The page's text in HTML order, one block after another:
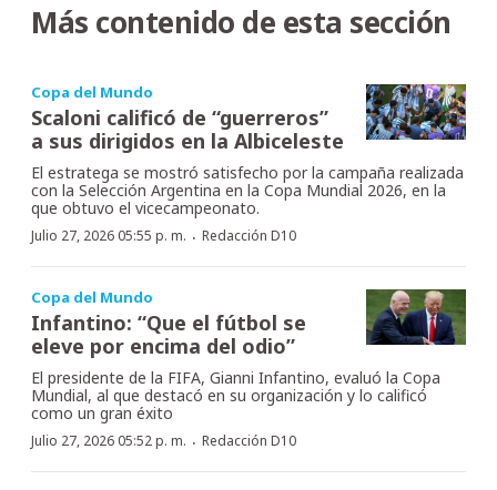
Más contenido de esta sección
Copa del Mundo
Scaloni calificó de “guerreros”
a sus dirigidos en la Albiceleste
El estratega se mostró satisfecho por la campaña realizada
con la Selección Argentina en la Copa Mundial 2026, en la
que obtuvo el vicecampeonato.
Julio 27, 2026 05:55 p. m. · Redacción D10
Copa del Mundo
Infantino: “Que el fútbol se
eleve por encima del odio”
El presidente de la FIFA, Gianni Infantino, evaluó la Copa
Mundial, al que destacó en su organización y lo calificó
como un gran éxito
Julio 27, 2026 05:52 p. m. · Redacción D10